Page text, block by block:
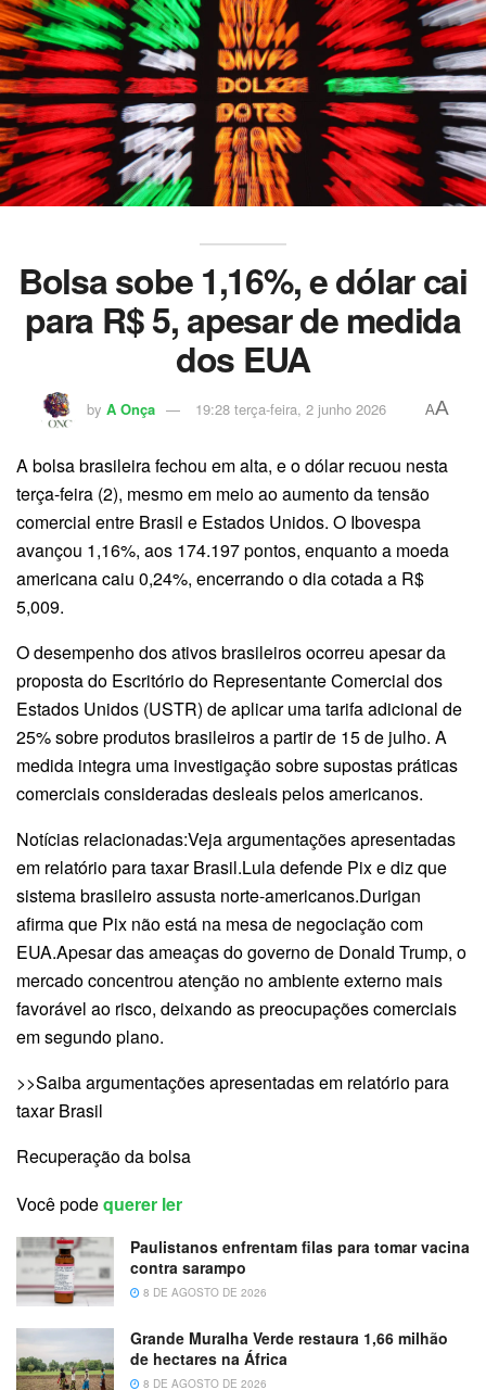
Bolsa sobe 1,16%, e dólar cai
para R$ 5, apesar de medida
dos EUA
by A Onça 19:28 terça-feira, 2 junho 2026 AA
A bolsa brasileira fechou em alta, e o dólar recuou nesta
terça-feira (2), mesmo em meio ao aumento da tensão
comercial entre Brasil e Estados Unidos. O Ibovespa
avançou 1,16%, aos 174.197 pontos, enquanto a moeda
americana caiu 0,24%, encerrando o dia cotada a R$
5,009.
O desempenho dos ativos brasileiros ocorreu apesar da
proposta do Escritório do Representante Comercial dos
Estados Unidos (USTR) de aplicar uma tarifa adicional de
25% sobre produtos brasileiros a partir de 15 de julho. A
medida integra uma investigação sobre supostas práticas
comerciais consideradas desleais pelos americanos.
Notícias relacionadas:Veja argumentações apresentadas
em relatório para taxar Brasil.Lula defende Pix e diz que
sistema brasileiro assusta norte-americanos.Durigan
afirma que Pix não está na mesa de negociação com
EUA.Apesar das ameaças do governo de Donald Trump, o
mercado concentrou atenção no ambiente externo mais
favorável ao risco, deixando as preocupações comerciais
em segundo plano.
>>Saiba argumentações apresentadas em relatório para
taxar Brasil
Recuperação da bolsa
Você podequerer ler
Paulistanos enfrentam filas para tomar vacina
contra sarampo
8 DE AGOSTO DE 2026
Grande Muralha Verde restaura 1,66 milhão
de hectares na África
8 DE AGOSTO DE 2026